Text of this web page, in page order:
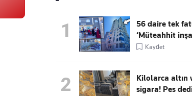
1
56 daire tek
‘Müteahhit
Kaydet
2
Kilolarca altın
sigara! Pes